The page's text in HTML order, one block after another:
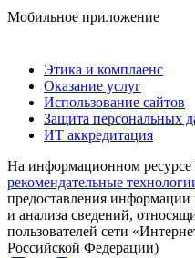
Мобильное приложение
Этика и комплаенс
Оказание услуг
Использование сайтов
Защита персональных
ИТ аккредитация
На информационном ресурсе
рекомендательные
предоставления информации
и анализа сведений,
пользователей сети
Российской Федерации)